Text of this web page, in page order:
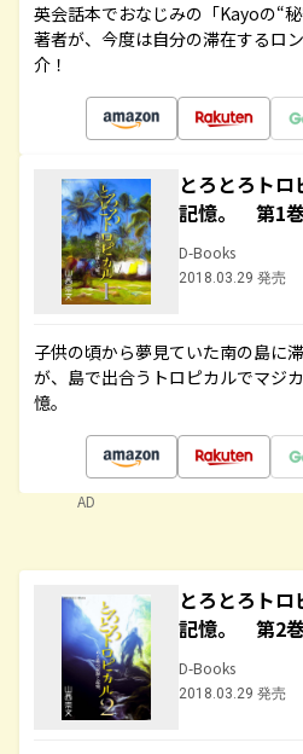
英会話本でおなじみの「Kayoの“
著者が、今度は自分の滞在するロ
介！
とろとろト
記憶。 第1
D-Books
2018.03.29 発売
子供の頃から夢見ていた南の島に
が、島で出合うトロピカルでマジ
憶。
AD
とろとろト
記憶。 第2
D-Books
2018.03.29 発売